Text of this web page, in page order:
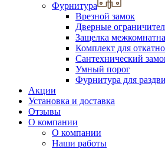
Фурнитура
Врезной замок
Дверные
Защелка
Комплект для
Сантехнический
Умный порог
Фурнитура для
Акции
Установка и доставка
Отзывы
О компании
О компании
Наши работы